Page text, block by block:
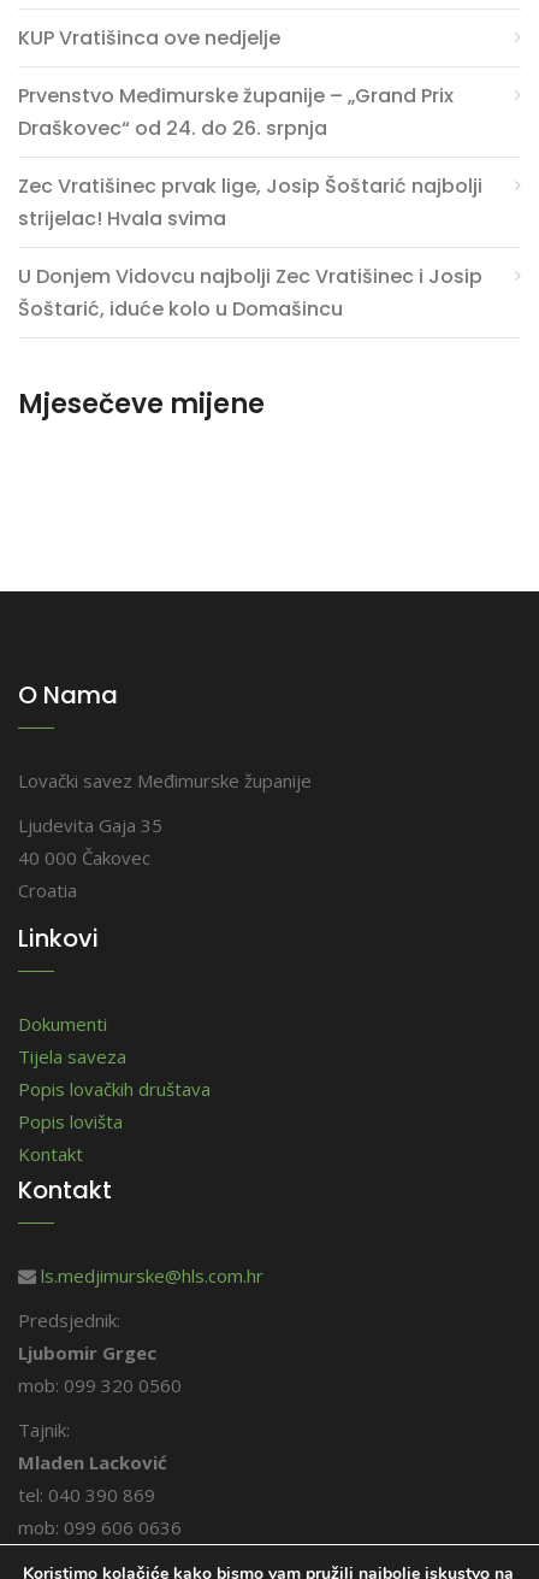
KUP Vratišinca ove nedjelje
Prvenstvo Međimurske županije – „Grand Prix
Draškovec“ od 24. do 26. srpnja
Zec Vratišinec prvak lige, Josip Šoštarić najbolji
strijelac! Hvala svima
U Donjem Vidovcu najbolji Zec Vratišinec i Josip
Šoštarić, iduće kolo u Domašincu
Mjesečeve mijene
O Nama
Lovački savez Međimurske županije
Ljudevita Gaja 35
40 000 Čakovec
Croatia
Linkovi
Dokumenti
Tijela saveza
Popis lovačkih društava
Popis lovišta
Kontakt
Kontakt
ls.medjimurske@hls.com.hr
Predsjednik:
Ljubomir Grgec
mob: 099 320 0560
Tajnik:
Mladen Lacković
tel: 040 390 869
mob: 099 606 0636
Koristimo kolačiće kako bismo vam pružili najbolje iskustvo na